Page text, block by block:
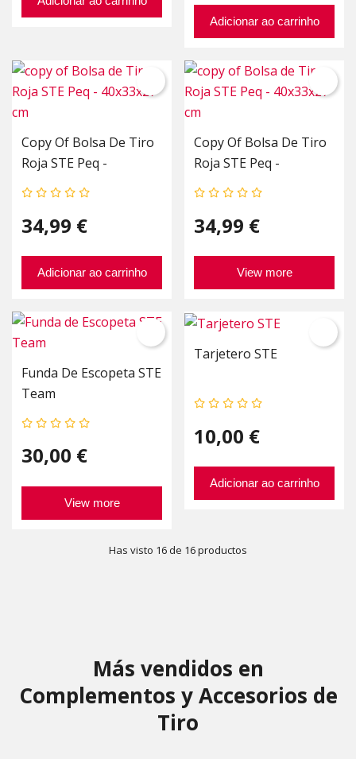
Adicionar ao carrinho
Copy Of Bolsa De Tiro
Roja STE Peq -
40x33x27 Cm
34,99 €
Adicionar ao carrinho
Copy Of Bolsa De Tiro
Roja STE Peq -
40x33x27 Cm
34,99 €
View more
Funda De Escopeta STE
Team
30,00 €
View more
Tarjetero STE
10,00 €
Adicionar ao carrinho
Has visto 16 de 16 productos
Más vendidos en
Complementos y Accesorios de
Tiro